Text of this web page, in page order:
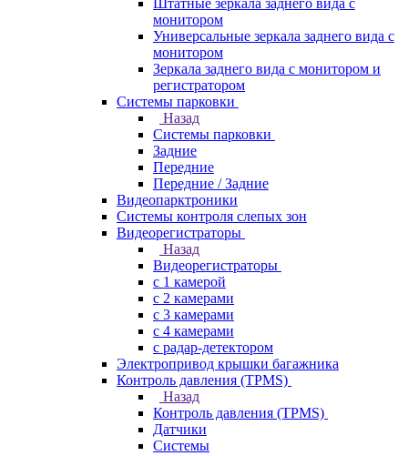
Штатные зеркала заднего вида с
монитором
Универсальные зеркала заднего вида с
монитором
Зеркала заднего вида с монитором и
регистратором
Системы парковки
Назад
Системы парковки
Задние
Передние
Передние / Задние
Видеопарктроники
Системы контроля слепых зон
Видеорегистраторы
Назад
Видеорегистраторы
с 1 камерой
с 2 камерами
с 3 камерами
с 4 камерами
с радар-детектором
Электропривод крышки багажника
Контроль давления (TPMS)
Назад
Контроль давления (TPMS)
Датчики
Системы